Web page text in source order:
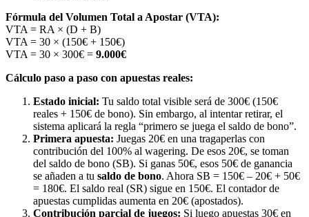
Fórmula del Volumen Total a Apostar (VTA):
VTA = RA × (D + B)
VTA = 30 × (150€ + 150€)
VTA = 30 × 300€ = 9.000€
Cálculo paso a paso con apuestas reales:
Estado inicial: Tu saldo total visible será de 300€ (150€
reales + 150€ de bono). Sin embargo, al intentar retirar, el
sistema aplicará la regla “primero se juega el saldo de bono”.
Primera apuesta: Juegas 20€ en una tragaperlas con
contribución del 100% al wagering. De esos 20€, se toman
del saldo de bono (SB). Si ganas 50€, esos 50€ de ganancia
se añaden a tu saldo de bono. Ahora SB = 150€ – 20€ + 50€
= 180€. El saldo real (SR) sigue en 150€. El contador de
apuestas cumplidas aumenta en 20€ (apostados).
Contribución parcial de juegos: Si luego apuestas 30€ en